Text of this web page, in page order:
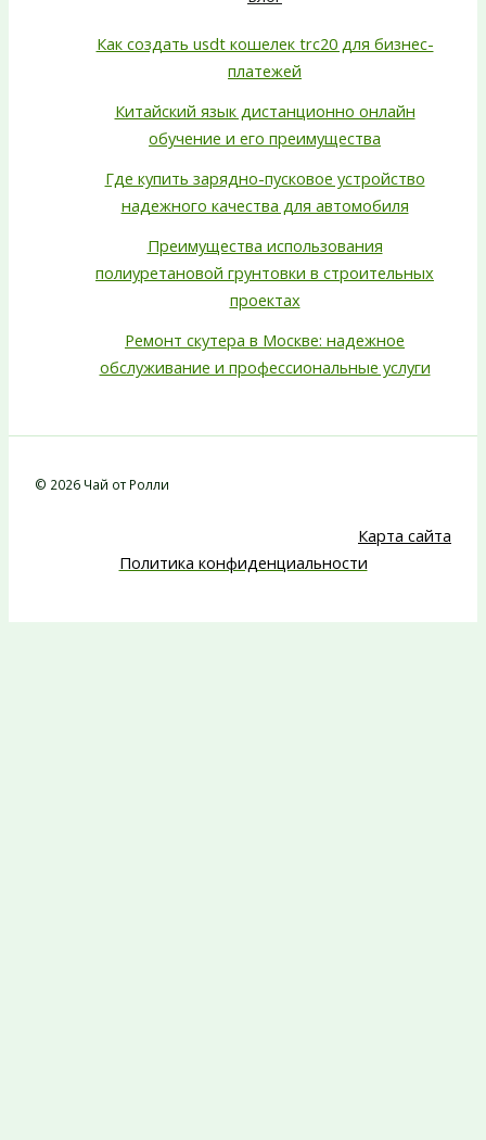
Как создать usdt кошелек trc20 для бизнес-
платежей
Китайский язык дистанционно онлайн
обучение и его преимущества
Где купить зарядно-пусковое устройство
надежного качества для автомобиля
Преимущества использования
полиуретановой грунтовки в строительных
проектах
Ремонт скутера в Москве: надежное
обслуживание и профессиональные услуги
© 2026 Чай от Ролли
Карта сайта
Политика конфиденциальности